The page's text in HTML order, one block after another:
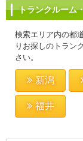
トランクルーム
検索エリア内の都
りお探しのトラン
さい。
新潟
福井